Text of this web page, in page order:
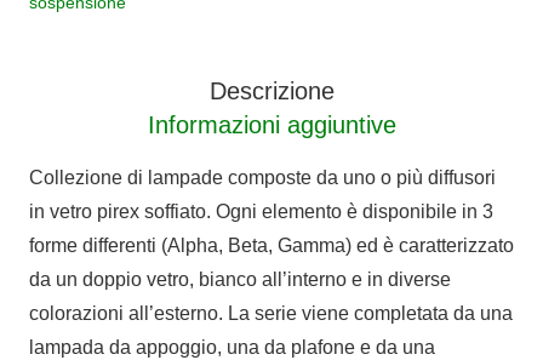
Descrizione
Informazioni aggiuntive
Collezione di lampade composte da uno o più diffusori
in vetro pirex soffiato. Ogni elemento è disponibile in 3
forme differenti (Alpha, Beta, Gamma) ed è caratterizzato
da un doppio vetro, bianco all’interno e in diverse
colorazioni all’esterno. La serie viene completata da una
lampada da appoggio, una da plafone e da una